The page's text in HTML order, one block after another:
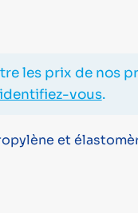
les prix de nos
identifiez-vous.
et